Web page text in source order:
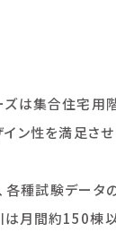
ズは集合住宅
イン性を満足さ
種試験データ
は月間約150